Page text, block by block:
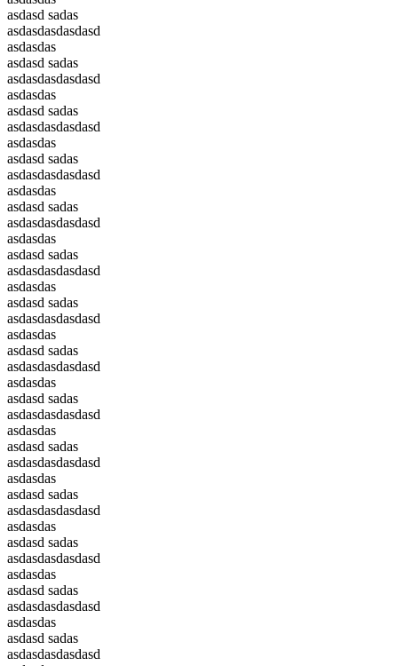
asdasd sadas
asdasdasdasdasd
asdasdas
asdasd sadas
asdasdasdasdasd
asdasdas
asdasd sadas
asdasdasdasdasd
asdasdas
asdasd sadas
asdasdasdasdasd
asdasdas
asdasd sadas
asdasdasdasdasd
asdasdas
asdasd sadas
asdasdasdasdasd
asdasdas
asdasd sadas
asdasdasdasdasd
asdasdas
asdasd sadas
asdasdasdasdasd
asdasdas
asdasd sadas
asdasdasdasdasd
asdasdas
asdasd sadas
asdasdasdasdasd
asdasdas
asdasd sadas
asdasdasdasdasd
asdasdas
asdasd sadas
asdasdasdasdasd
asdasdas
asdasd sadas
asdasdasdasdasd
asdasdas
asdasd sadas
asdasdasdasdasd